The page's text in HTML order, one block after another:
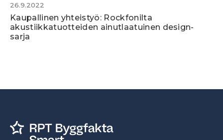
26.9.2022
Kaupallinen yhteistyö: Rockfonilta
akustiikkatuotteiden ainutlaatuinen design-
sarja